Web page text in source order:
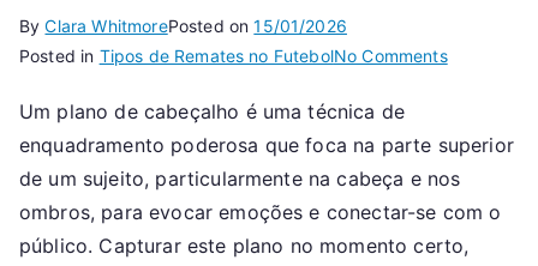
ByClara WhitmorePosted on15/01/2026
Posted in Tipos de Remates no FutebolNo Commentson
Tempo,
Colocação,
Potência
Um plano de cabeçalho é uma técnica de
enquadramento poderosa que foca na parte superior
de um sujeito, particularmente na cabeça e nos
ombros, para evocar emoções e conectar-se com o
público. Capturar este plano no momento certo,